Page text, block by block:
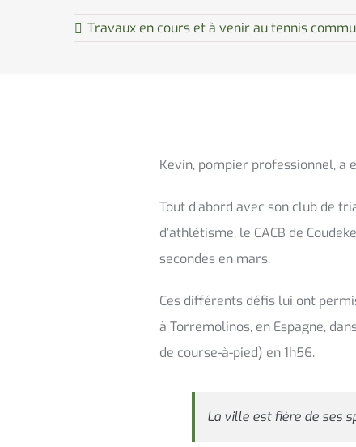
Travaux en cours et à venir au tennis
Kevin, pompier professionnel, a
Tout d’abord avec son club de
d’athlétisme, le CACB de
secondes en mars.
Ces différents défis lui ont
à Torremolinos, en Espagne,
de course-à-pied) en 1h56.
La ville est fière de ses